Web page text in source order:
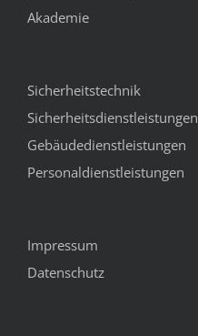
Akademie
Sicherheitstechnik
Sicherheitsdienstleistungen
Gebäudedienstleistungen
Personaldienstleistungen
Impressum
Datenschutz